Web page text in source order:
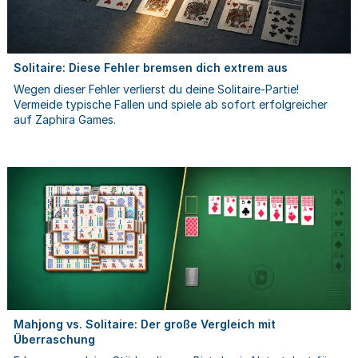
Solitaire: Diese Fehler bremsen dich extrem aus
Wegen dieser Fehler verlierst du deine Solitaire-Partie!
Vermeide typische Fallen und spiele ab sofort erfolgreicher
auf Zaphira Games.
Mahjong vs. Solitaire: Der große Vergleich mit
Überraschung